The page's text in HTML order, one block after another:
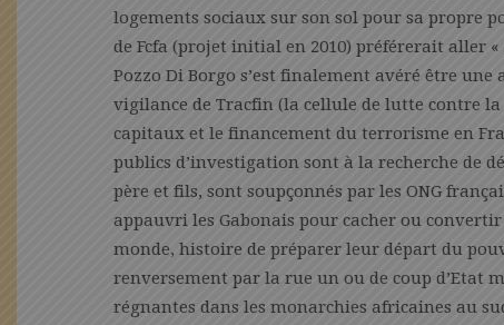
logements sociaux sur son sol pour sa propre
de Fcfa (projet initial en 2010) préférerait aller «
Pozzo Di Borgo s’est finalement avéré être
vigilance de Tracfin (la cellule de lutte contre
capitaux et le financement du terrorisme en
publics d’investigation sont à la recherche de
père et fils, sont soupçonnés par les ONG
appauvri les Gabonais pour cacher ou
monde, histoire de préparer leur départ du
renversement par la rue un ou de coup d’Etat
régnantes dans les monarchies africaines au